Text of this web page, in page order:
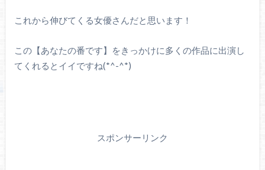
これから伸びてくる女優さんだと思います！
この【あなたの番です】をきっかけに多くの作品に出演し
てくれるとイイですね(*^-^*)
スポンサーリンク